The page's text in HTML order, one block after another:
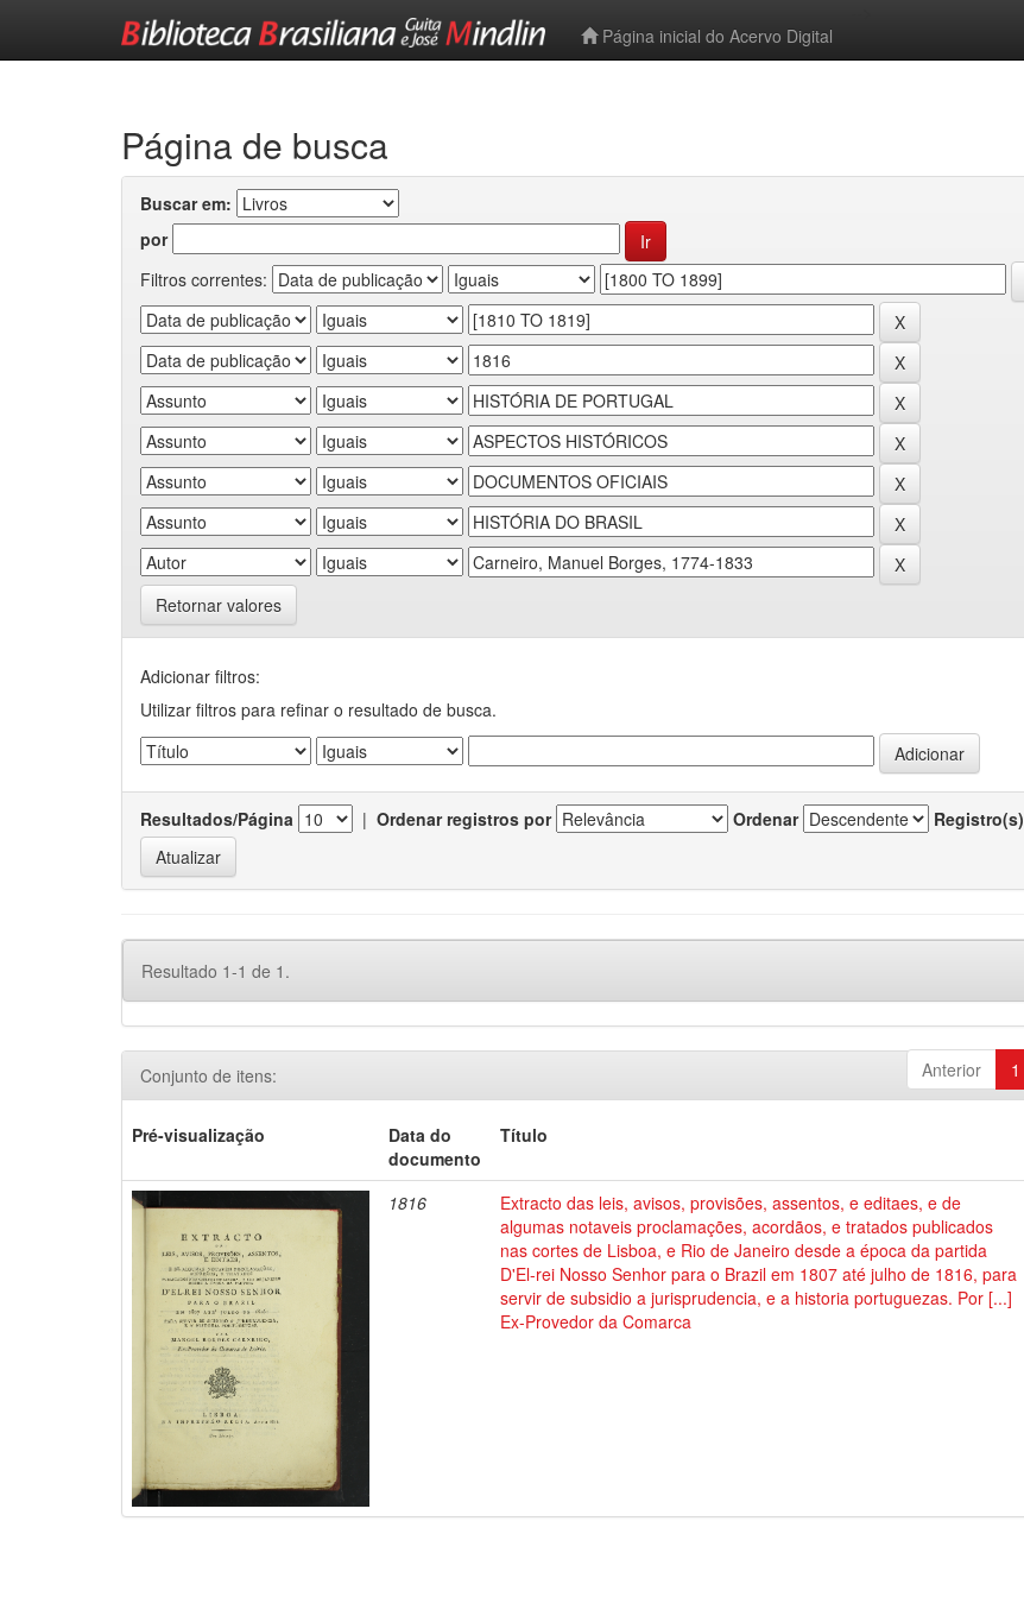
Página inicial do Acervo Digital
Página de busca
Buscar em:
por
Filtros correntes:
Retornar valores
Adicionar filtros:
Utilizar filtros para refinar o resultado de busca.
Resultados/Página | Ordenar registros por Ordenar Registro(s)
Resultado 1-1 de 1.
Anterior 1
Conjunto de itens:
Pré-visualização
Data do
documento
Título
1816
Extracto das leis, avisos, provisões, assentos, e editaes, e de
algumas notaveis proclamações, acordãos, e tratados publicados
nas cortes de Lisboa, e Rio de Janeiro desde a época da partida
D'El-rei Nosso Senhor para o Brazil em 1807 até julho de 1816, para
servir de subsidio a jurisprudencia, e a historia portuguezas. Por [...]
Ex-Provedor da Comarca